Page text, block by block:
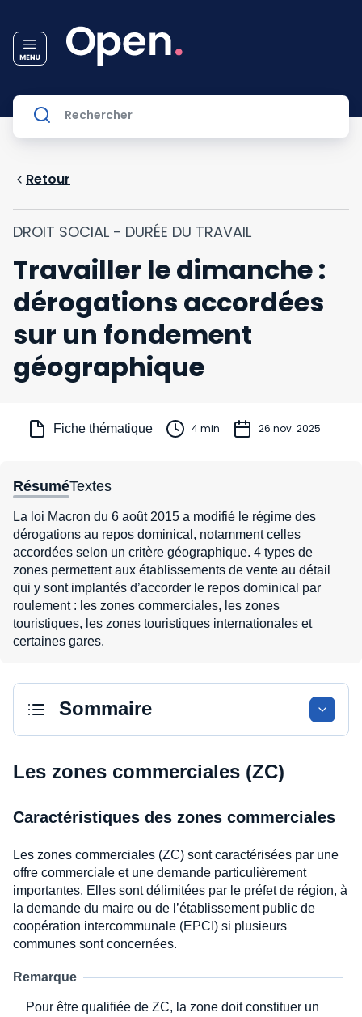
Retour
DROIT SOCIAL - DURÉE DU TRAVAIL
Travailler le dimanche :
dérogations accordées
sur un fondement
géographique
Fiche thématique 4 min 26 nov. 2025
RésuméTextes
La loi Macron du 6 août 2015 a modifié le régime des
dérogations au repos dominical, notamment celles
accordées selon un critère géographique. 4 types de
zones permettent aux établissements de vente au détail
qui y sont implantés d’accorder le repos dominical par
roulement : les zones commerciales, les zones
touristiques, les zones touristiques internationales et
certaines gares.
Sommaire
Les zones commerciales (ZC)
Caractéristiques des zones commerciales
Les zones commerciales (ZC) sont caractérisées par une
offre commerciale et une demande particulièrement
importantes. Elles sont délimitées par le préfet de région, à
la demande du maire ou de l’établissement public de
coopération intercommunale (EPCI) si plusieurs
communes sont concernées.
Remarque
Pour être qualifiée de ZC, la zone doit constituer un